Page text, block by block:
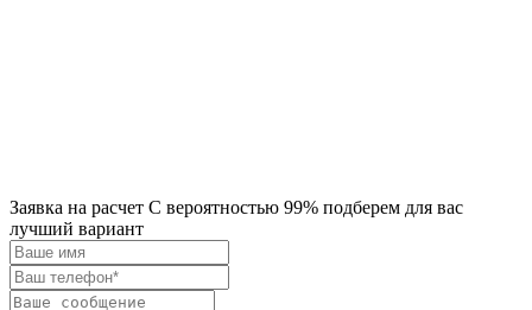
Заявка на расчет С вероятностью 99% подберем для вас
лучший вариант